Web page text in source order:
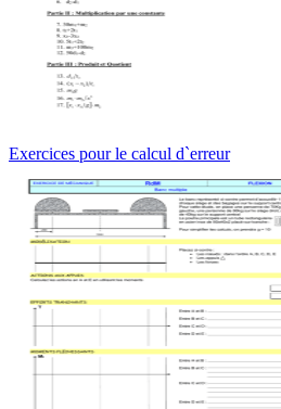
Exercices pour le calcul d`erreur